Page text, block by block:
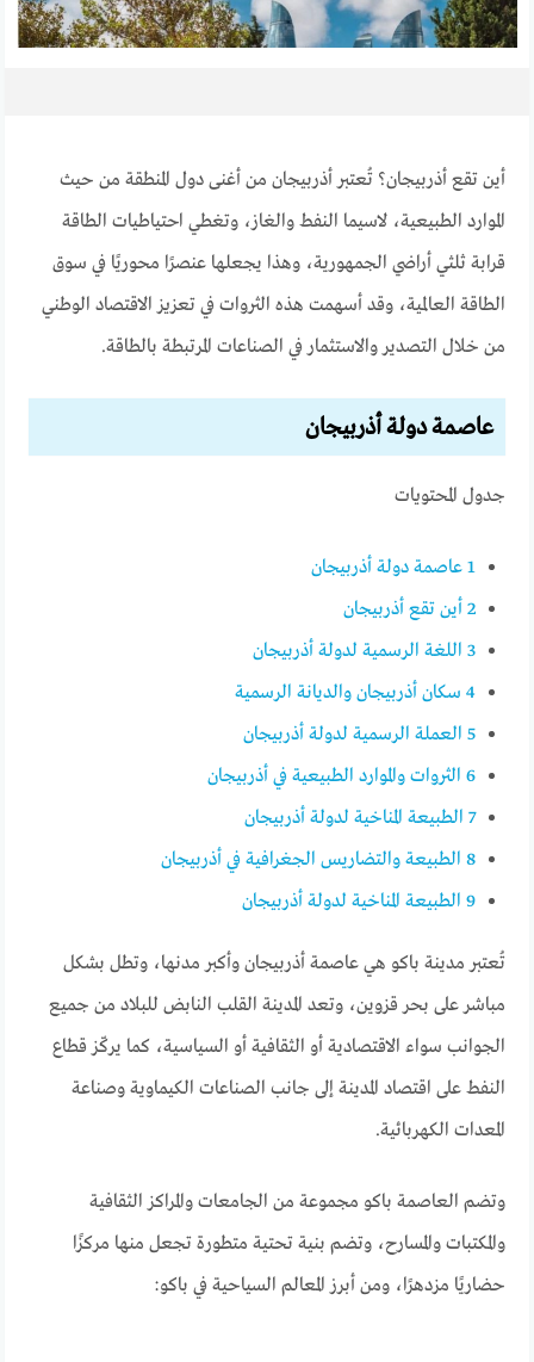
أين تقع أذربيجان؟ تُعتبر أذربيجان من أغنى دول المنطقة من حيث
الموارد الطبيعية، لاسيما النفط والغاز، وتغطي احتياطيات الطاقة
قرابة ثلثي أراضي الجمهورية، وهذا يجعلها عنصرًا محوريًا في سوق
الطاقة العالمية، وقد أسهمت هذه الثروات في تعزيز الاقتصاد الوطني
من خلال التصدير والاستثمار في الصناعات المرتبطة بالطاقة.
عاصمة دولة أذربيجان
جدول المحتويات
1 عاصمة دولة أذربيجان
2 أين تقع أذربيجان
3 اللغة الرسمية لدولة أذربيجان
4 سكان أذربيجان والديانة الرسمية
5 العملة الرسمية لدولة أذربيجان
6 الثروات والموارد الطبيعية في أذربيجان
7 الطبيعة المناخية لدولة أذربيجان
8 الطبيعة والتضاريس الجغرافية في أذربيجان
9 الطبيعة المناخية لدولة أذربيجان
تُعتبر مدينة باكو هي عاصمة أذربيجان وأكبر مدنها، وتطل بشكل
مباشر على بحر قزوين، وتعد المدينة القلب النابض للبلاد من جميع
الجوانب سواء الاقتصادية أو الثقافية أو السياسية، كما يركّز قطاع
النفط على اقتصاد المدينة إلى جانب الصناعات الكيماوية وصناعة
المعدات الكهربائية.
وتضم العاصمة باكو مجموعة من الجامعات والمراكز الثقافية
والمكتبات والمسارح، وتضم بنية تحتية متطورة تجعل منها مركزًا
حضاريًا مزدهرًا، ومن أبرز المعالم السياحية في باكو: